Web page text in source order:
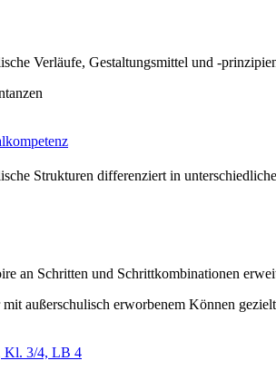
Verläufe, Gestaltungsmittel und -
Strukturen differenziert in
an Schritten und Schrittkombinationen
mit außerschulisch erworbenem Können
Kl. 3/4, LB 4